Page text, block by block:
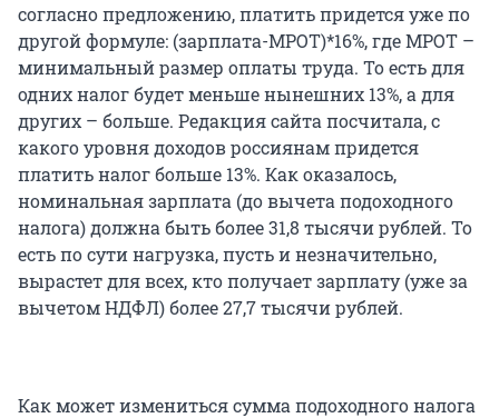
согласно предложению, платить придется уже по
другой формуле: (зарплата-МРОТ)*16%, где МРОТ –
минимальный размер оплаты труда. То есть для
одних налог будет меньше нынешних 13%, а для
других – больше. Редакция сайта посчитала, с
какого уровня доходов россиянам придется
платить налог больше 13%. Как оказалось,
номинальная зарплата (до вычета подоходного
налога) должна быть более 31,8 тысячи рублей. То
есть по сути нагрузка, пусть и незначительно,
вырастет для всех, кто получает зарплату (уже за
вычетом НДФЛ) более 27,7 тысячи рублей.
Как может измениться сумма подоходного налога